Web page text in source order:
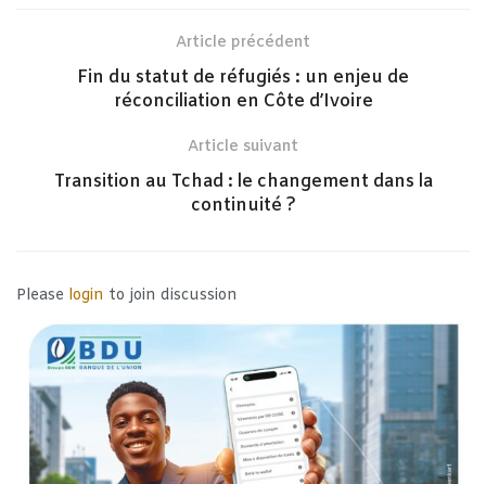
Article précédent
Fin du statut de réfugiés : un enjeu de
réconciliation en Côte d’Ivoire
Article suivant
Transition au Tchad : le changement dans la
continuité ?
Please login to join discussion